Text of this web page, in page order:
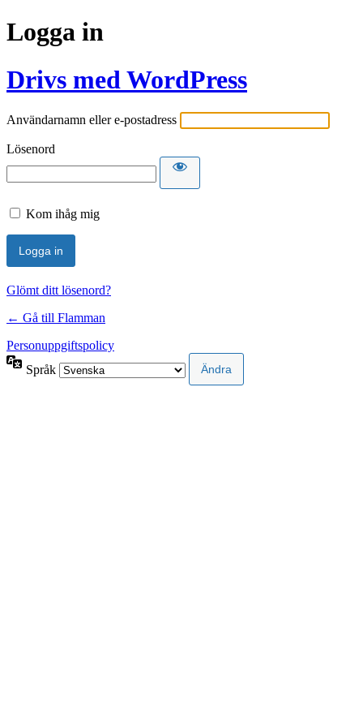
Logga in
Drivs med WordPress
Användarnamn eller e-postadress
Lösenord
Kom ihåg mig
Glömt ditt lösenord?
← Gå till Flamman
Personuppgiftspolicy
Språk